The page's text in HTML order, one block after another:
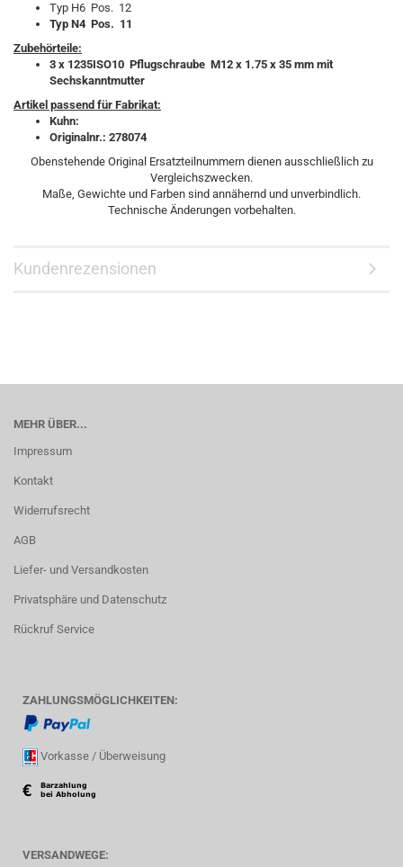
Typ H6 Pos. 12
Typ N4 Pos. 11
Zubehörteile:
3 x 1235ISO10 Pflugschraube M12 x 1.75 x 35 mm mit
Sechskanntmutter
Artikel passend für Fabrikat:
Kuhn:
Originalnr.: 278074
Obenstehende Original Ersatzteilnummern dienen ausschließlich zu
Vergleichszwecken.
Maße, Gewichte und Farben sind annähernd und unverbindlich.
Technische Änderungen vorbehalten.
Kundenrezensionen
MEHR ÜBER...
Impressum
Kontakt
Widerrufsrecht
AGB
Liefer- und Versandkosten
Privatsphäre und Datenschutz
Rückruf Service
ZAHLUNGSMÖGLICHKEITEN:
Vorkasse / Überweisung
VERSANDWEGE: